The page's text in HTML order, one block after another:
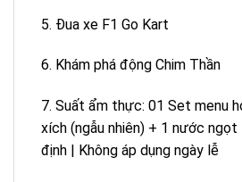
5. Đua xe F1 Go Kart
6. Khám phá động Chim Thần
7. Suất ẩm thực: 01 Set menu
xích (ngẫu nhiên) + 1 nước
định | Không áp dụng ngày lễ